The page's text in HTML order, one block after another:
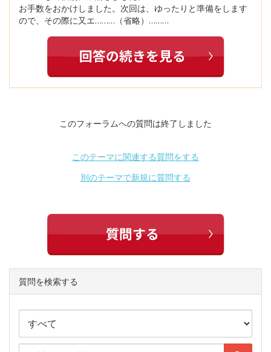
お手数をおかけしました。次回は、ゆったりと準備をします
ので、その際に又エ………（省略）………
このフォーラムへの質問は終了しました
このテーマに関連する質問をする
別のテーマで新規に質問する
質問を検索する